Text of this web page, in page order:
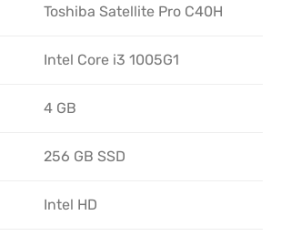
Toshiba Satellite Pro C40H
Intel Core i3 1005G1
4 GB
256 GB SSD
Intel HD